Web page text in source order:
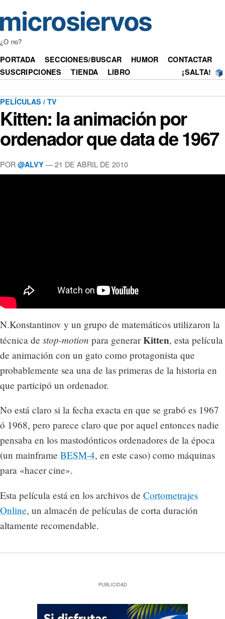
¿O no?
PORTADA SECCIONES/BUSCAR HUMOR
CONTACTAR
SUSCRIPCIONES
TIENDA LIBRO ¡SALTA!
PELÍCULAS / TV
Kitten: la animación por
ordenador que data de 1967
POR @ALVY — 21 DE ABRIL DE 2010
N.Konstantinov y un grupo de matemáticos utilizaron la
técnica de stop-motion para generarKitten, esta película
de animación con un gato como protagonista que
probablemente sea una de las primeras de la historia en
que participó un ordenador.
No está claro si la fecha exacta en que se grabó es 1967
ó 1968, pero parece claro que por aquel entonces nadie
pensaba en los mastodónticos ordenadores de la época
(un mainframe BESM-4, en este caso) como máquinas
para «hacer cine».
Esta película está en los archivos de Cortometrajes
Online, un almacén de películas de corta duración
altamente recomendable.
PUBLICIDAD